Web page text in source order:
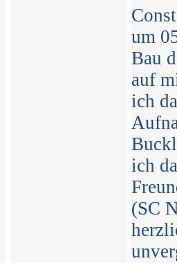
um
Bau
auf
ich
ich
(SC